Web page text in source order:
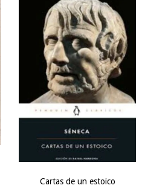
Cartas de un estoico